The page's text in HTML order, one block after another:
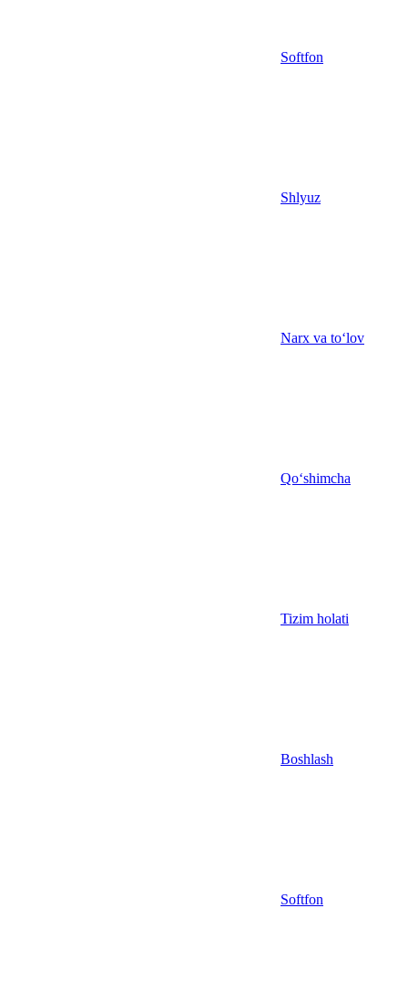
Softfon
Shlyuz
Narx va to‘lov
Qo‘shimcha
Tizim holati
Boshlash
Softfon